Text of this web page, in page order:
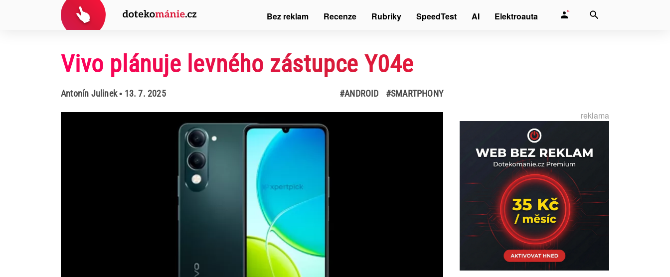
Vivo plánuje levného zástupce Y04e
Antonín Julinek• 13. 7. 2025 #ANDROID #SMARTPHONY
reklama
Bez reklam Recenze Rubriky SpeedTest AI Elektroauta